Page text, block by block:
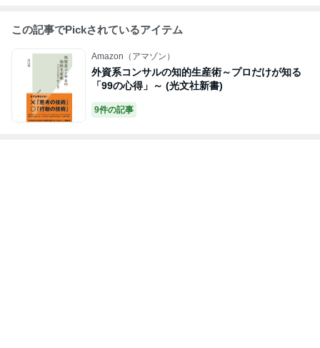
この記事でPickされているアイテム
Amazon（アマゾン）
外資系コンサルの知的生産術～プロだけが知る
「99の心得」～ (光文社新書)
9件の記事